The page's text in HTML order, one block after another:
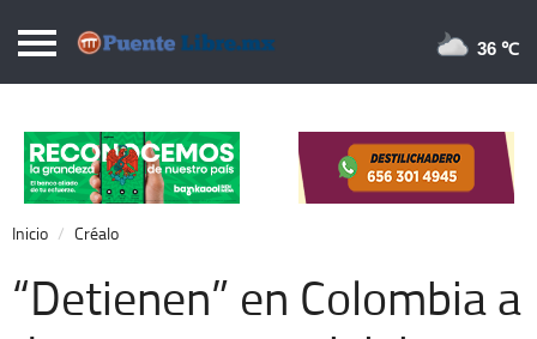
Puentelibre.mx
Local
Nacional
Opinión
Cronos
36 ℃
Inicio Créalo
“Detienen” en Colombia a